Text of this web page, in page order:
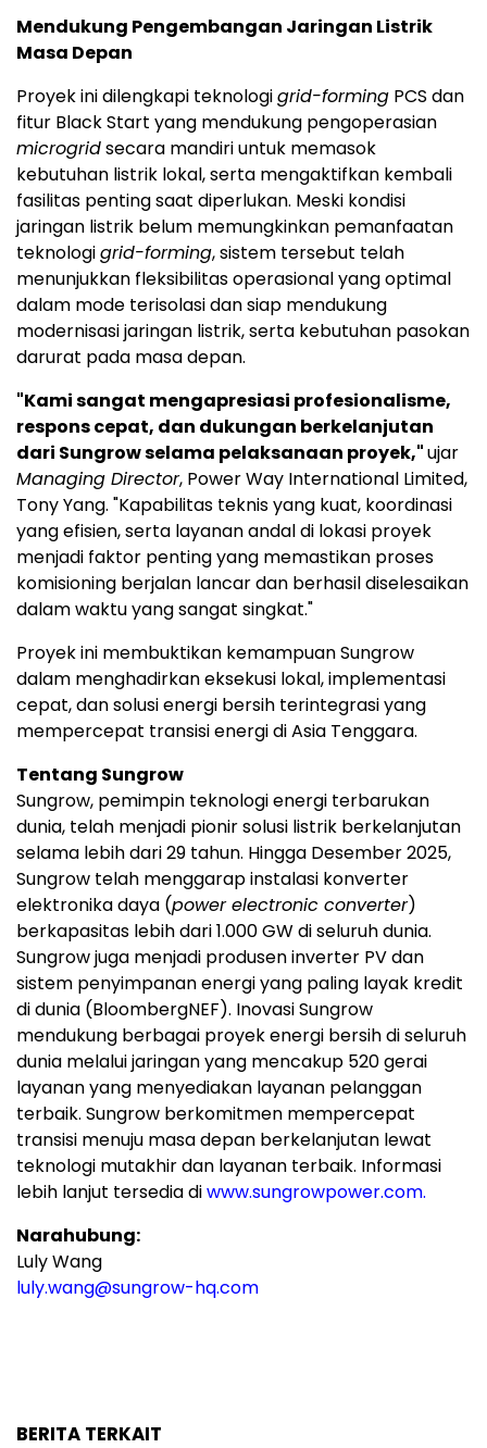
Mendukung Pengembangan Jaringan Listrik
Masa Depan
Proyek ini dilengkapi teknologigrid-forming PCS dan
fitur Black Start yang mendukung pengoperasian
microgridsecara mandiri untuk memasok
kebutuhan listrik lokal, serta mengaktifkan kembali
fasilitas penting saat diperlukan. Meski kondisi
jaringan listrik belum memungkinkan pemanfaatan
teknologigrid-forming, sistem tersebut telah
menunjukkan fleksibilitas operasional yang optimal
dalam mode terisolasi dan siap mendukung
modernisasi jaringan listrik, serta kebutuhan pasokan
darurat pada masa depan.
"Kami sangat mengapresiasi profesionalisme,
respons cepat, dan dukungan berkelanjutan
dari Sungrow selama pelaksanaan proyek,"ujar
Managing Director, Power Way International Limited,
Tony Yang. "Kapabilitas teknis yang kuat, koordinasi
yang efisien, serta layanan andal di lokasi proyek
menjadi faktor penting yang memastikan proses
komisioning berjalan lancar dan berhasil diselesaikan
dalam waktu yang sangat singkat."
Proyek ini membuktikan kemampuan Sungrow
dalam menghadirkan eksekusi lokal, implementasi
cepat, dan solusi energi bersih terintegrasi yang
mempercepat transisi energi di Asia Tenggara.
Tentang Sungrow
Sungrow, pemimpin teknologi energi terbarukan
dunia, telah menjadi pionir solusi listrik berkelanjutan
selama lebih dari 29 tahun. Hingga Desember 2025,
Sungrow telah menggarap instalasi konverter
elektronika daya (power electronic converter)
berkapasitas lebih dari 1.000 GW di seluruh dunia.
Sungrow juga menjadi produsen inverter PV dan
sistem penyimpanan energi yang paling layak kredit
di dunia (BloombergNEF). Inovasi Sungrow
mendukung berbagai proyek energi bersih di seluruh
dunia melalui jaringan yang mencakup 520 gerai
layanan yang menyediakan layanan pelanggan
terbaik. Sungrow berkomitmen mempercepat
transisi menuju masa depan berkelanjutan lewat
teknologi mutakhir dan layanan terbaik. Informasi
lebih lanjut tersedia diwww.sungrowpower.com.
Narahubung:
Luly Wang
luly.wang@sungrow-hq.com
BERITA TERKAIT